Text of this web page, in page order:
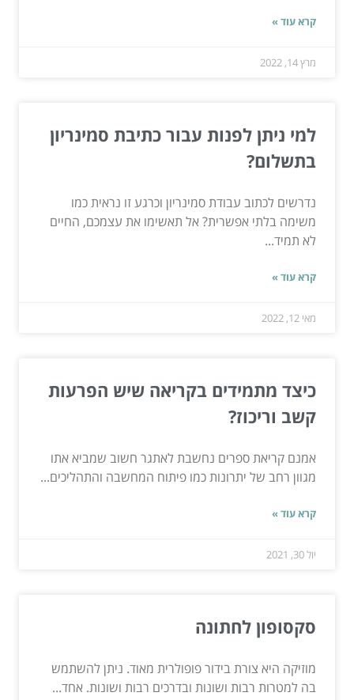
קרא עוד »
מרץ 14, 2022
למי ניתן לפנות עבור כתיבת סמינריון
בתשלום?
נדרשים לכתוב עבודת סמינריון וכרגע זו נראית כמו
משימה בלתי אפשרית? אל תאשימו את עצמכם, החיים
לא תמיד...
קרא עוד »
מאי 12, 2022
כיצד מתמידים בקריאה שיש הפרעות
קשב וריכוז?
אמנם קריאת ספרים נחשבת לאתגר חשוב שמביא אתו
מגוון רחב של יתרונות כמו פיתוח המחשבה והתהליכים...
קרא עוד »
יול 30, 2021
סקסופון לחתונה
מוזיקה היא צורת בידור פופולרית מאוד. ניתן להשתמש
בה למטרות רבות ושונות ובדרכים רבות ושונות. אחד...